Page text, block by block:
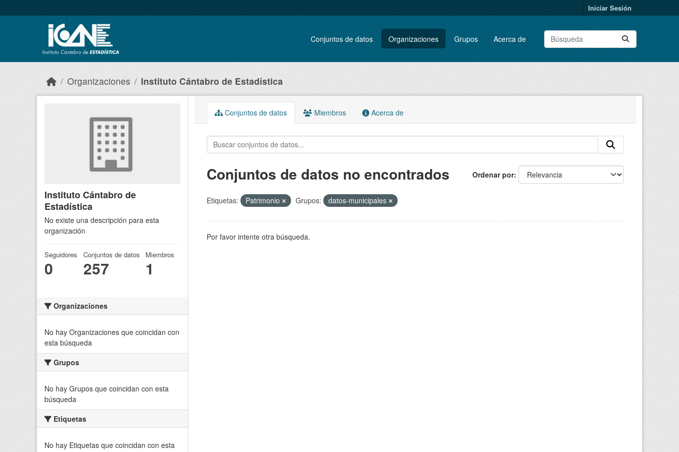
Iniciar Sesión
Conjuntos de datos Organizaciones Grupos Acerca de
Organizaciones Instituto Cántabro de Estadística
Instituto Cántabro de
Estadística
No existe una descripción para esta
organización
Seguidores
0
Conjuntos de datos
257
Miembros
1
Organizaciones
No hay Organizaciones que coincidan con
esta búsqueda
Grupos
No hay Grupos que coincidan con esta
búsqueda
Etiquetas
No hay Etiquetas que coincidan con esta
Conjuntos de datos Miembros Acerca de
Ordenar por
Conjuntos de datos no encontrados
Etiquetas: Patrimonio Grupos: datos-municipales
Por favor intente otra búsqueda.